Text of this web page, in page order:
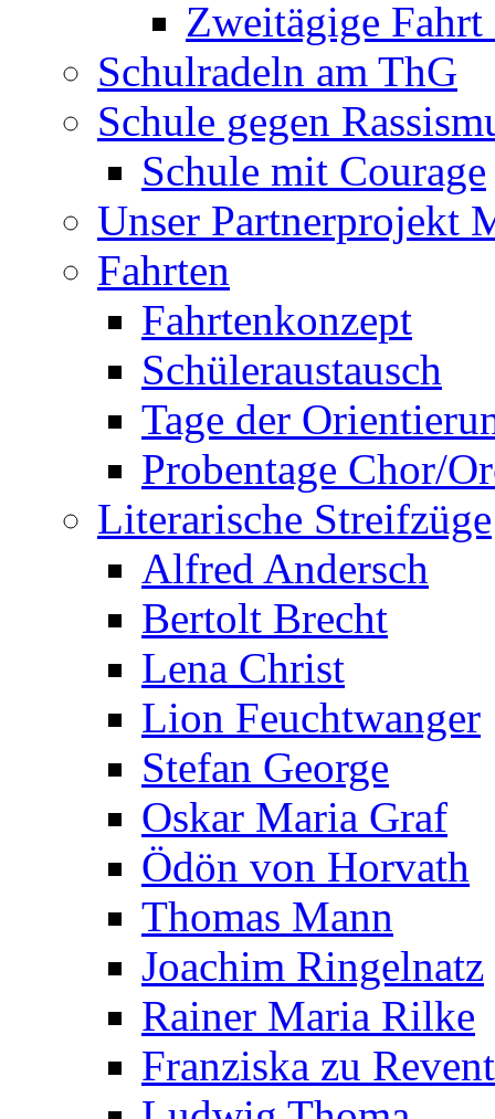
Zweitägige
Schulradeln am ThG
Schule gegen
Schule mit Courage
Unser Partnerprojekt
Fahrten
Fahrtenkonzept
Schüleraustausch
Tage der
Probentage Chor/
Literarische Streifzüge
Alfred Andersch
Bertolt Brecht
Lena Christ
Lion Feuchtwanger
Stefan George
Oskar Maria Graf
Ödön von Horvath
Thomas Mann
Joachim Ringelnatz
Rainer Maria Rilke
Franziska zu